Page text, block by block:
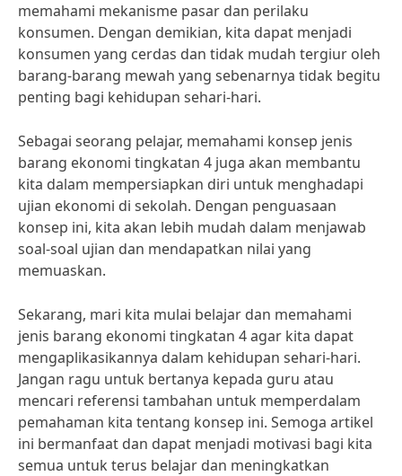
memahami mekanisme pasar dan perilaku
konsumen. Dengan demikian, kita dapat menjadi
konsumen yang cerdas dan tidak mudah tergiur oleh
barang-barang mewah yang sebenarnya tidak begitu
penting bagi kehidupan sehari-hari.
Sebagai seorang pelajar, memahami konsep jenis
barang ekonomi tingkatan 4 juga akan membantu
kita dalam mempersiapkan diri untuk menghadapi
ujian ekonomi di sekolah. Dengan penguasaan
konsep ini, kita akan lebih mudah dalam menjawab
soal-soal ujian dan mendapatkan nilai yang
memuaskan.
Sekarang, mari kita mulai belajar dan memahami
jenis barang ekonomi tingkatan 4 agar kita dapat
mengaplikasikannya dalam kehidupan sehari-hari.
Jangan ragu untuk bertanya kepada guru atau
mencari referensi tambahan untuk memperdalam
pemahaman kita tentang konsep ini. Semoga artikel
ini bermanfaat dan dapat menjadi motivasi bagi kita
semua untuk terus belajar dan meningkatkan